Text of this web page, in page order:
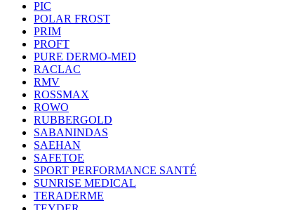
PIC
POLAR FROST
PRIM
PROFT
PURE DERMO-MED
RACLAC
RMV
ROSSMAX
ROWO
RUBBERGOLD
SABANINDAS
SAEHAN
SAFETOE
SPORT PERFORMANCE SANTÉ
SUNRISE MEDICAL
TERADERME